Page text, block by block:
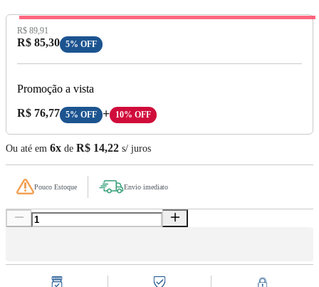
Preço Original:
R$ 89,91
Preço com Desconto:
R$ 85,30 5% OFF
Promoção a vista
Preço A Vista:
R$ 76,77 5% OFF + 10% OFF
Ou até em 6x de R$ 14,22 s/ juros
Pouco Estoque Envio imediato